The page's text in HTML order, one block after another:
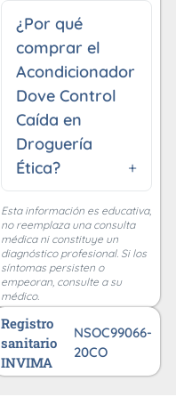
¿Por qué
comprar el
Acondicionador
Dove Control
Caída en
Droguería
Ética?
Esta información es educativa,
no reemplaza una consulta
médica ni constituye un
diagnóstico profesional. Si los
síntomas persisten o
empeoran, consulte a su
médico.
Registro
sanitario
INVIMA
NSOC99066-
20CO